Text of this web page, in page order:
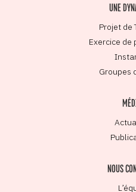
UNE
Projet de
Exercice de
Groupes
NOUS